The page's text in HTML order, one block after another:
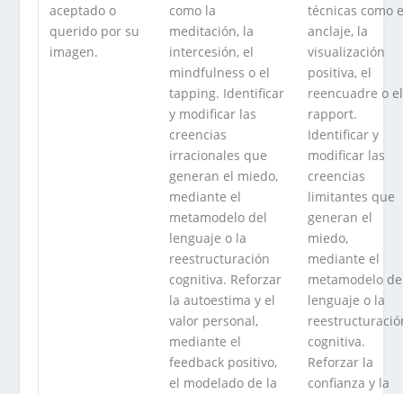
aceptado o
querido por su
imagen.
como la
meditación, la
intercesión, el
mindfulness o el
tapping. Identificar
y modificar las
creencias
irracionales que
generan el miedo,
mediante el
metamodelo del
lenguaje o la
reestructuración
cognitiva. Reforzar
la autoestima y el
valor personal,
mediante el
feedback positivo,
el modelado de la
técnicas como
anclaje, la
visualización
positiva, el
reencuadre o el
rapport.
Identificar y
modificar las
creencias
limitantes que
generan el
miedo,
mediante el
metamodelo
lenguaje o la
cognitiva.
Reforzar la
confianza y la